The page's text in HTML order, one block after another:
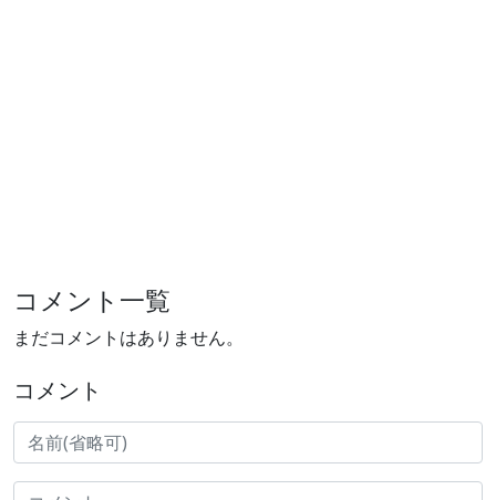
コメント一覧
まだコメントはありません。
コメント